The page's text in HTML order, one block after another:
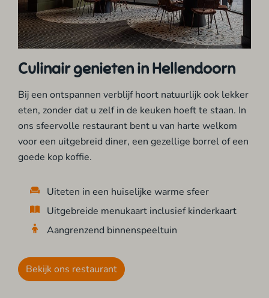
Culinair genieten in Hellendoorn
Bij een ontspannen verblijf hoort natuurlijk ook lekker
eten, zonder dat u zelf in de keuken hoeft te staan. In
ons sfeervolle restaurant bent u van harte welkom
voor een uitgebreid diner, een gezellige borrel of een
goede kop koffie.
Uiteten in een huiselijke warme sfeer
Uitgebreide menukaart inclusief kinderkaart
Aangrenzend binnenspeeltuin
Bekijk ons restaurant